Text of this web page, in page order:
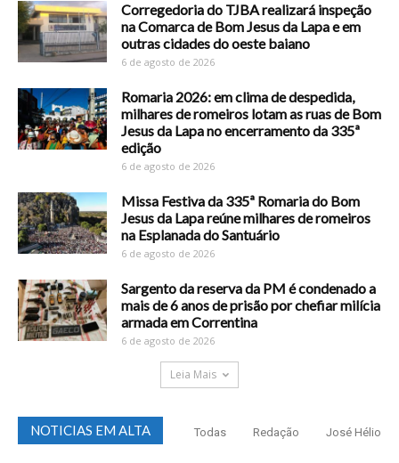
Corregedoria do TJBA realizará inspeção
na Comarca de Bom Jesus da Lapa e em
outras cidades do oeste baiano
6 de agosto de 2026
Romaria 2026: em clima de despedida,
milhares de romeiros lotam as ruas de Bom
Jesus da Lapa no encerramento da 335ª
edição
6 de agosto de 2026
Missa Festiva da 335ª Romaria do Bom
Jesus da Lapa reúne milhares de romeiros
na Esplanada do Santuário
6 de agosto de 2026
Sargento da reserva da PM é condenado a
mais de 6 anos de prisão por chefiar milícia
armada em Correntina
6 de agosto de 2026
Leia Mais
NOTICIAS EM ALTA Todas Redação José Hélio